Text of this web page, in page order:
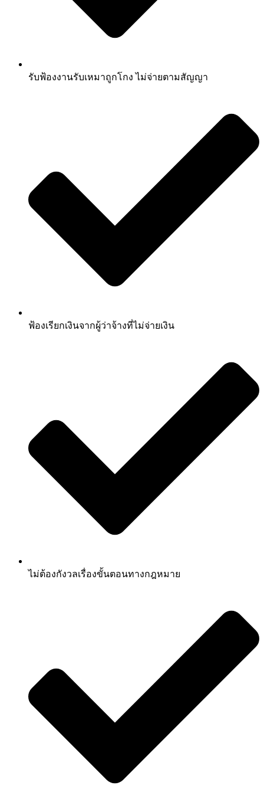
รับฟ้องงานรับเหมาถูกโกง ไม่จ่ายตามสัญญา
ฟ้องเรียกเงินจากผู้ว่าจ้างที่ไม่จ่ายเงิน
ไม่ต้องกังวลเรื่องขั้นตอนทางกฎหมาย